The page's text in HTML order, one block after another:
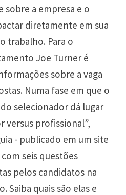
sobre a empresa e o
diretamente em sua
trabalho. Para o
Joe Turner é
sobre a vaga
Numa fase em que o
selecionador dá lugar
versus profissional”,
- publicado em um site
seis questões
pelos candidatos na
Saiba quais são elas e